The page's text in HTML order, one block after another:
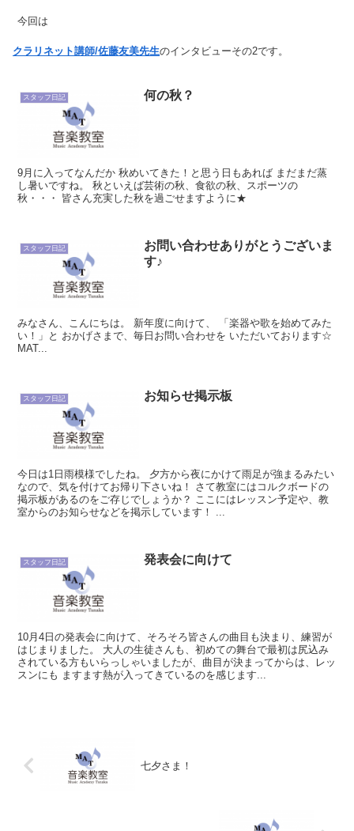
今回は
クラリネット講師/佐藤友美先生のインタビューその2です。
佐藤先生はその後、都立芸術高校に入学され、大学は武蔵野音大に進ま
れたのですね。
お話を聞いていて、子どもの頃から佐藤先生が音楽をお好きだったこと
がわかりました。
当時、よく聴いていた音楽はどんなジャンルでしたか？
スタッフ日記 何の秋？
9月に入ってなんだか 秋めいてきた！と思う日もあれば まだまだ蒸
し暑いですね。 秋といえば芸術の秋、食欲の秋、スポーツの
秋・・・ 皆さん充実した秋を過ごせますように★
スタッフ日記
お問い合わせありがとうございま
す♪
みなさん、こんにちは。 新年度に向けて、 「楽器や歌を始めてみた
い！」と おかげさまで、毎日お問い合わせを いただいております☆
MAT...
スタッフ日記 お知らせ掲示板
今日は1日雨模様でしたね。 夕方から夜にかけて雨足が強まるみたい
なので、気を付けてお帰り下さいね！ さて教室にはコルクボードの
掲示板があるのをご存じでしょうか？ ここにはレッスン予定や、教
室からのお知らせなどを掲示しています！ ...
スタッフ日記 発表会に向けて
10月4日の発表会に向けて、そろそろ皆さんの曲目も決まり、練習が
はじまりました。 大人の生徒さんも、初めての舞台で最初は尻込み
されている方もいらっしゃいましたが、曲目が決まってからは、レッ
スンにも ますます熱が入ってきているのを感じます...
七夕さま！